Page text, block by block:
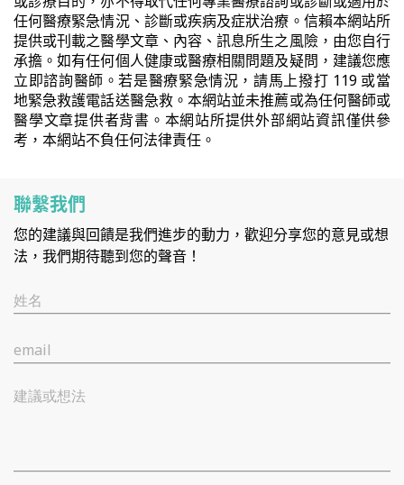
任何醫療緊急情況、診斷或疾病及症狀治療。信賴本網站所
提供或刊載之醫學文章、內容、訊息所生之風險，由您自行
承擔。如有任何個人健康或醫療相關問題及疑問，建議您應
立即諮詢醫師。若是醫療緊急情況，請馬上撥打 119 或當
地緊急救護電話送醫急救。本網站並未推薦或為任何醫師或
醫學文章提供者背書。本網站所提供外部網站資訊僅供參
考，本網站不負任何法律責任。
聯繫我們
您的建議與回饋是我們進步的動力，歡迎分享您的意見或想
法，我們期待聽到您的聲音！
姓名
email
建議或想法